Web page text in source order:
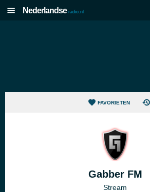
Nederlandse radio.nl
FAVORIETEN
Gabber FM
Stream